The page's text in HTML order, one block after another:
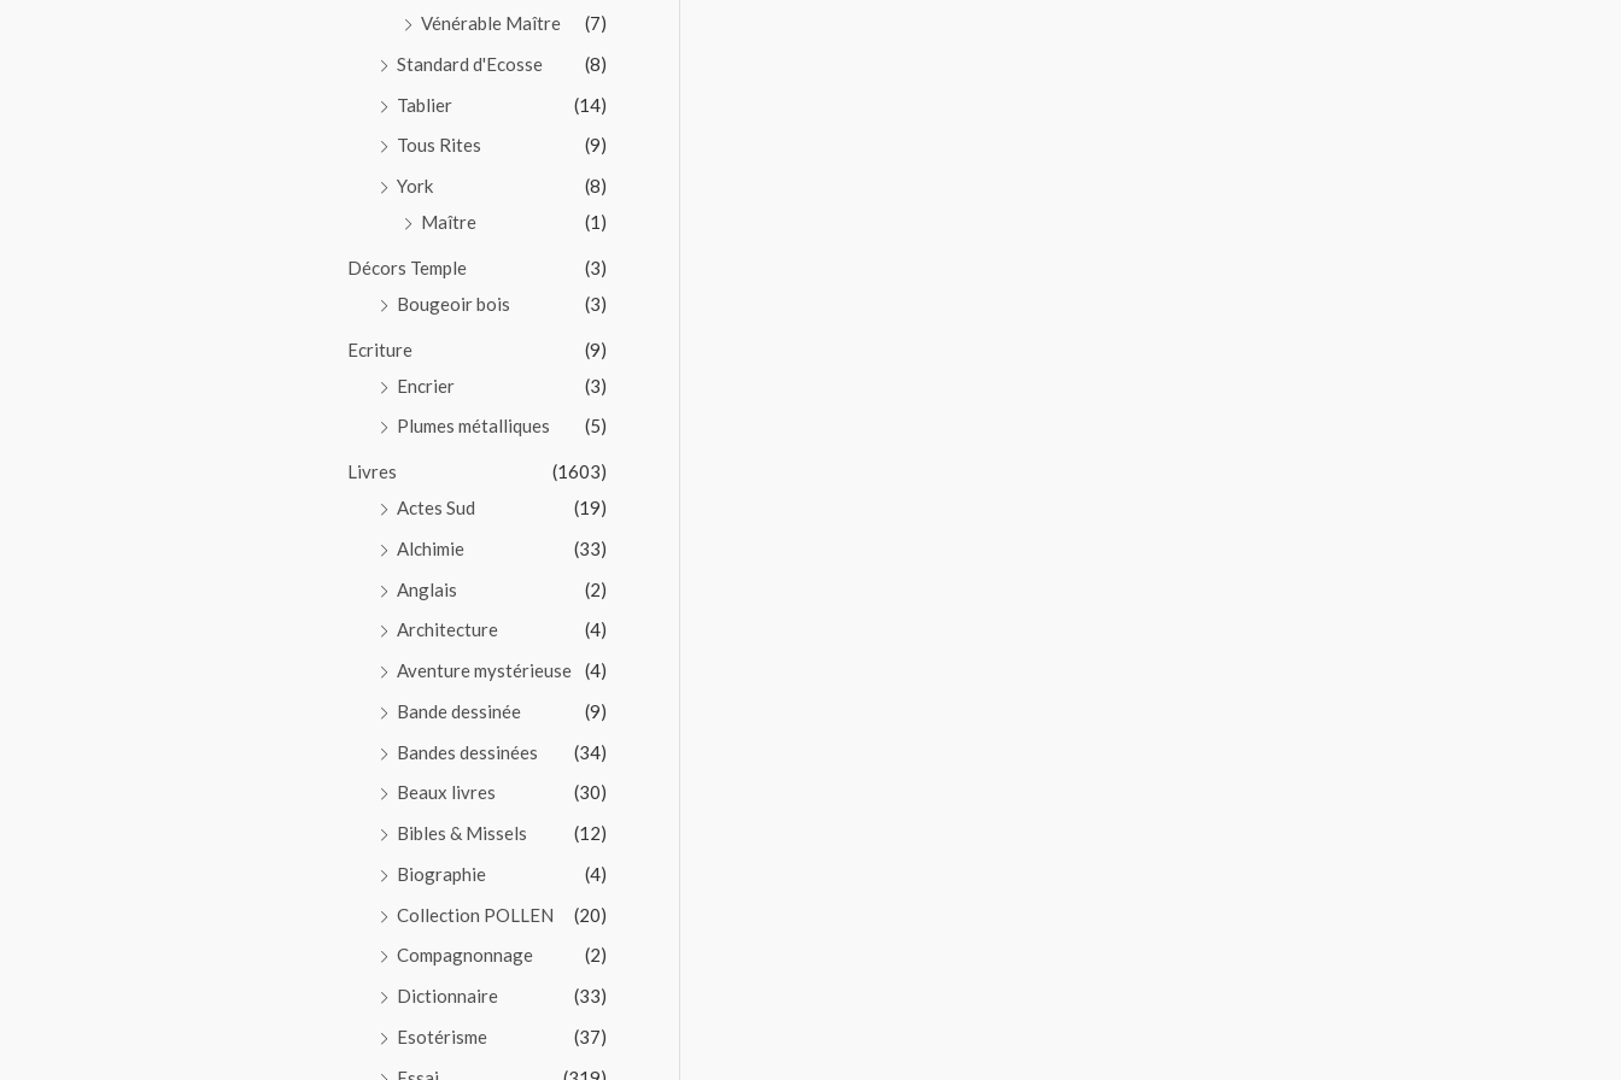
Vénérable Maître
(7)
Standard d'Ecosse
(8)
Tablier
(14)
Tous Rites
(9)
York
(8)
Maître
(1)
Décors Temple
(3)
Bougeoir bois
(3)
Ecriture
(9)
Encrier
(3)
Plumes métalliques
(5)
Livres
(1603)
Actes Sud
(19)
Alchimie
(33)
Anglais
(2)
Architecture
(4)
Aventure mystérieuse
(4)
Bande dessinée
(9)
Bandes dessinées
(34)
Beaux livres
(30)
Bibles & Missels
(12)
Biographie
(4)
Collection POLLEN
(20)
Compagnonnage
(2)
Dictionnaire
(33)
Esotérisme
(37)